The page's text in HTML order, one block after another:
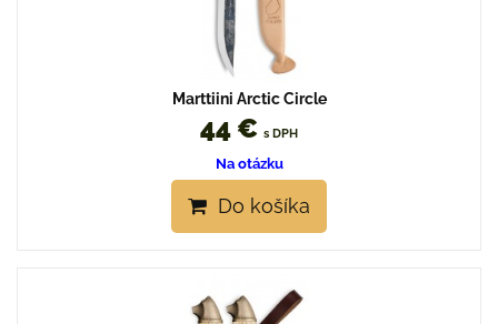
Marttiini Arctic Circle
44 € s DPH
Na otázku
Do košíka